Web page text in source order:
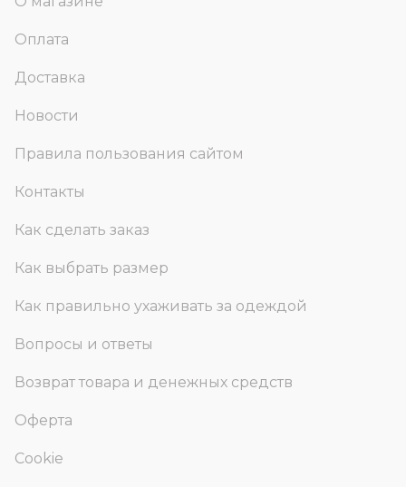
Оплата
Доставка
Новости
Правила пользования сайтом
Контакты
Как сделать заказ
Как выбрать размер
Как правильно ухаживать за одеждой
Вопросы и ответы
Возврат товара и денежных средств
Оферта
Cookie